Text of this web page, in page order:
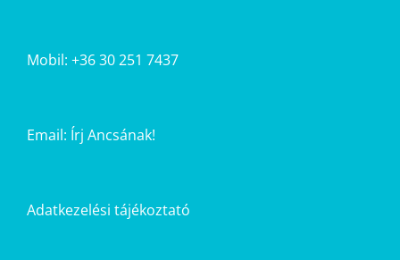
Mobil: +36 30 251 7437
Email: Írj Ancsának!
Adatkezelési tájékoztató